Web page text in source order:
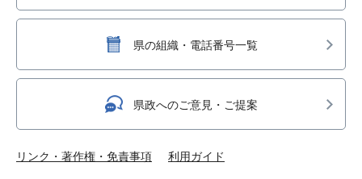
県の組織・電話番号一覧
県政へのご意見・ご提案
リンク・著作権・免責事項 利用ガイド